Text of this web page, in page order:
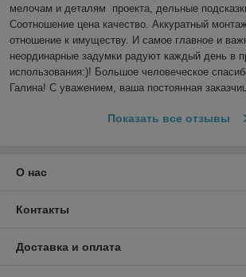
мелочам и деталям  проекта, дельные
Соотношение цена качество. Аккуратный
отношение к имуществу. И самое главное и
неординарные задумки радуют каждый день в
использования:)! Большое человеческое
Галина! С уважением, ваша постоянная
Показать все отзывы
О нас
Контакты
Доставка и оплата